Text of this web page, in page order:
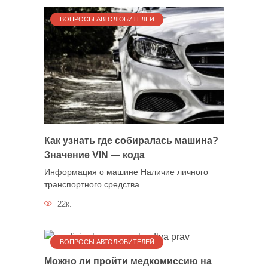
ВОПРОСЫ АВТОЛЮБИТЕЛЕЙ
Как узнать где собиралась машина?
Значение VIN — кода
Информация о машине Наличие личного
транспортного средства
22к.
ВОПРОСЫ АВТОЛЮБИТЕЛЕЙ
Можно ли пройти медкомиссию на